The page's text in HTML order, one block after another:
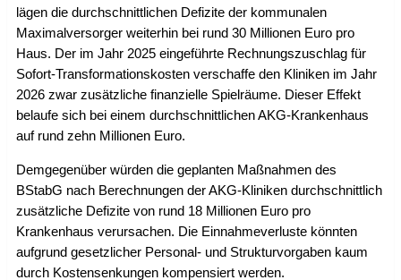
lägen die durchschnittlichen Defizite der kommunalen
Maximalversorger weiterhin bei rund 30 Millionen Euro pro
Haus. Der im Jahr 2025 eingeführte Rechnungszuschlag für
Sofort-Transformationskosten verschaffe den Kliniken im Jahr
2026 zwar zusätzliche finanzielle Spielräume. Dieser Effekt
belaufe sich bei einem durchschnittlichen AKG-Krankenhaus
auf rund zehn Millionen Euro.
Demgegenüber würden die geplanten Maßnahmen des
BStabG nach Berechnungen der AKG-Kliniken durchschnittlich
zusätzliche Defizite von rund 18 Millionen Euro pro
Krankenhaus verursachen. Die Einnahmeverluste könnten
aufgrund gesetzlicher Personal- und Strukturvorgaben kaum
durch Kostensenkungen kompensiert werden.